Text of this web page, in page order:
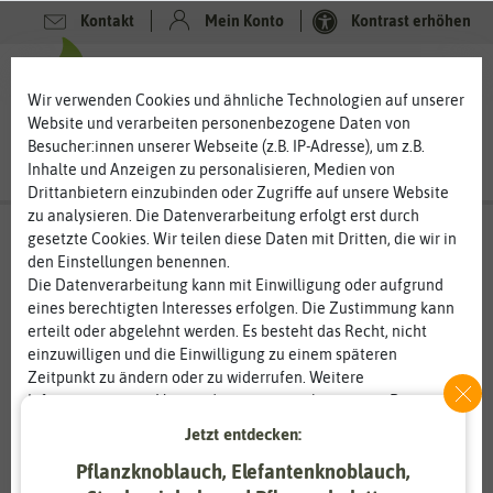
Kontakt Mein Konto Kontrast erhöhen
-80%
Wir verwenden Cookies und ähnliche Technologien auf unserer
Website und verarbeiten personenbezogene Daten von
Besucher:innen unserer Webseite (z.B. IP-Adresse), um z.B.
Inhalte und Anzeigen zu personalisieren, Medien von
Drittanbietern einzubinden oder Zugriffe auf unsere Website
zu analysieren. Die Datenverarbeitung erfolgt erst durch
gesetzte Cookies. Wir teilen diese Daten mit Dritten, die wir in
den Einstellungen benennen.
Die Datenverarbeitung kann mit Einwilligung oder aufgrund
eines berechtigten Interesses erfolgen. Die Zustimmung kann
erteilt oder abgelehnt werden. Es besteht das Recht, nicht
einzuwilligen und die Einwilligung zu einem späteren
Zeitpunkt zu ändern oder zu widerrufen. Weitere
Informationen zur Verwendung personenbezogener Daten und
den Diensten erklären wir in unserer
Essenziell Statistik
Jetzt entdecken:
Pflanzknoblauch, Elefantenknoblauch,